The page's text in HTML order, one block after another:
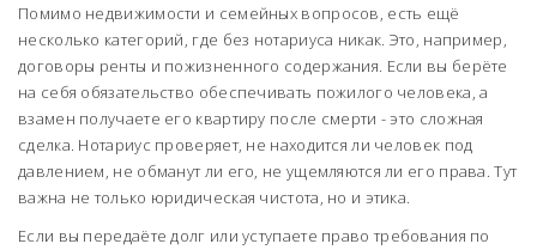
Помимо недвижимости и семейных вопросов, есть ещё
несколько категорий, где без нотариуса никак. Это, например,
договоры ренты и пожизненного содержания. Если вы берёте
на себя обязательство обеспечивать пожилого человека, а
взамен получаете его квартиру после смерти - это сложная
сделка. Нотариус проверяет, не находится ли человек под
давлением, не обманут ли его, не ущемляются ли его права. Тут
важна не только юридическая чистота, но и этика.
Если вы передаёте долг или уступаете право требования по